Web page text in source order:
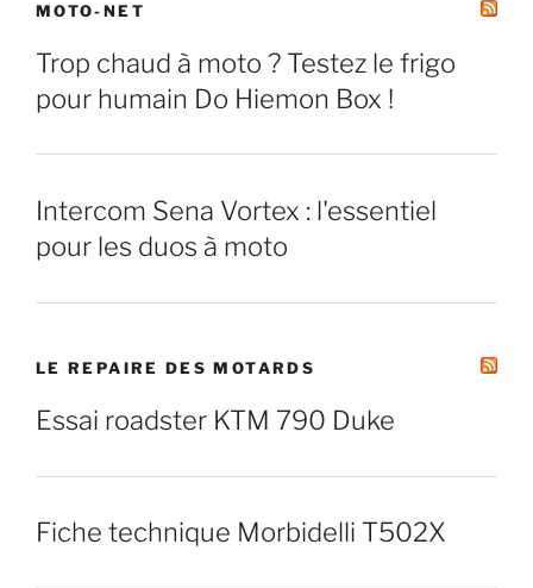
MOTO-NET
Trop chaud à moto ? Testez le frigo
pour humain Do Hiemon Box !
Intercom Sena Vortex : l'essentiel
pour les duos à moto
LE REPAIRE DES MOTARDS
Essai roadster KTM 790 Duke
Fiche technique Morbidelli T502X